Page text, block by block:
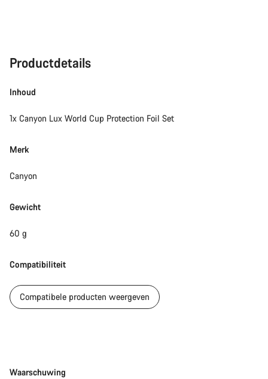
Productdetails
Inhoud
1x Canyon Lux World Cup Protection Foil Set
Merk
Canyon
Gewicht
60 g
Compatibiliteit
Compatibele producten weergeven
Disclaimer
Waarschuwing